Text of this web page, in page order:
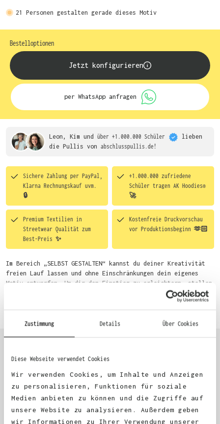
Zustimmung Details Über Cookies
Diese Webseite verwendet Cookies
Wir verwenden Cookies, um Inhalte und Anzeigen
zu personalisieren, Funktionen für soziale
Medien anbieten zu können und die Zugriffe auf
unsere Website zu analysieren. Außerdem geben
wir Informationen zu Ihrer Verwendung unserer
21 Personen gestalten gerade dieses Motiv
Bestelloptionen
Jetzt konfigurieren
per WhatsApp anfragen
Leon, Kim und über +1.000.000 Schüler
lieben
die Pullis von abschlusspullis.de!
Sichere Zahlung per PayPal,
Klarna Rechnungskauf uvm.
🔒
+1.000.000 zufriedene
Schüler tragen AK Hoodies®
🚀
Premium Textilien in
Streetwear Qualität zum
Best-Preis ✨
Kostenfreie Druckvorschau
vor Produktionsbeginn 🫶🏻
Im Bereich „SELBST GESTALTEN“ kannst du deiner Kreativität
freien Lauf lassen und ohne Einschränkungen dein eigenes
Motiv entwerfen. Um dir den Einstieg zu erleichtern, stellen
wir eine von unseren Designern vorgefertigte Vorlage bereit.
Wähle einfach deine Wunsch-Produkte auf dieser Seite aus und
du auch bequem über das Bestellformular, per E-Mail oder
KUNDEN FEEDBACK 🫶
Excellent